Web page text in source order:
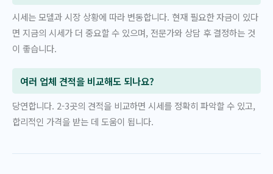
시세는 모델과 시장 상황에 따라 변동합니다. 현재 필요한 자금이 있다
면 지금의 시세가 더 중요할 수 있으며, 전문가와 상담 후 결정하는 것
이 좋습니다.
여러 업체 견적을 비교해도 되나요?
당연합니다. 2-3곳의 견적을 비교하면 시세를 정확히 파악할 수 있고,
합리적인 가격을 받는 데 도움이 됩니다.